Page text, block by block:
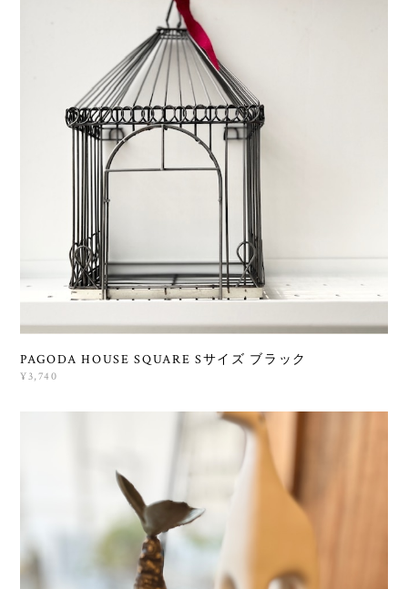
PAGODA HOUSE SQUARE Sサイズ ブラック
¥3,740